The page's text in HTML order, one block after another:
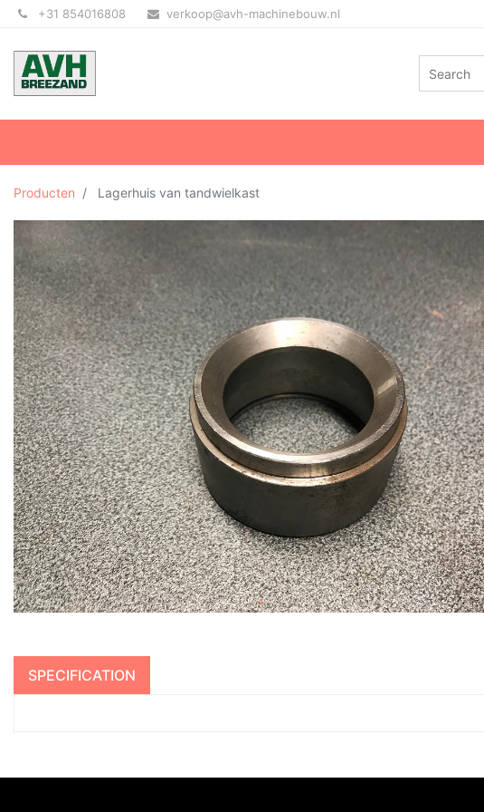
+31 854016808 verkoop@avh-machinebouw.nl
Producten Lagerhuis van tandwielkast
SPECIFICATION